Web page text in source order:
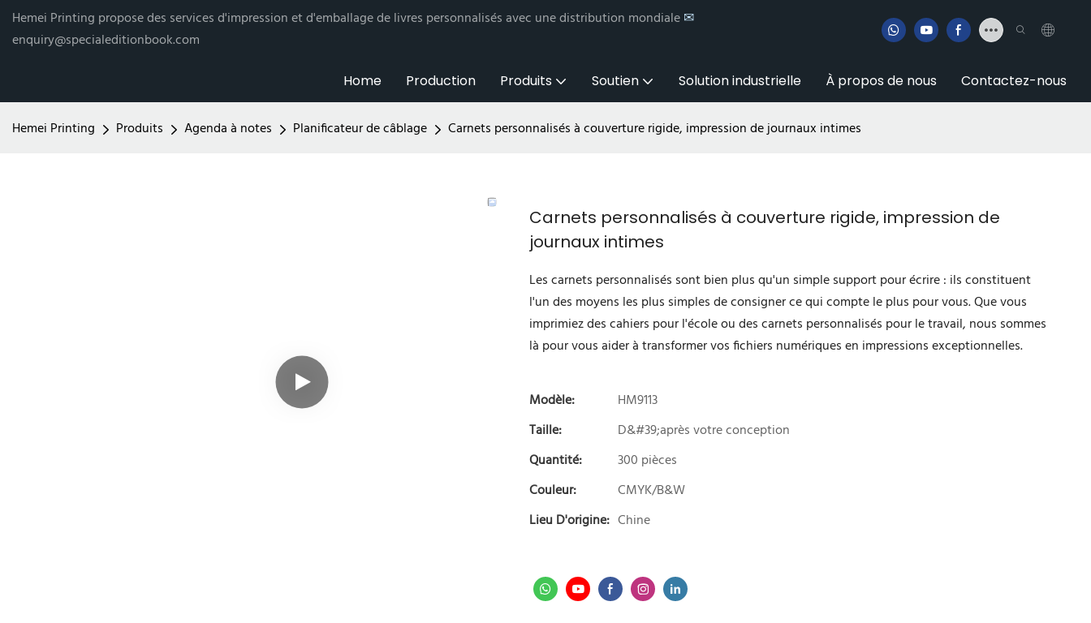
Hemei Printing propose des services d'impression et d'emballage de livres personnalisés avec une distribution mondiale✉
enquiry@specialeditionbook.com
Home Production Produits Soutien Solution industrielle À propos de nous Contactez-nous
Hemei Printing Produits Agenda à notes Planificateur de câblage Carnets personnalisés à couverture rigide, impression de journaux intimes
Carnets personnalisés à couverture rigide, impression de
journaux intimes
Les carnets personnalisés sont bien plus qu'un simple support pour écrire : ils constituent
l'un des moyens les plus simples de consigner ce qui compte le plus pour vous. Que vous
imprimiez des cahiers pour l'école ou des carnets personnalisés pour le travail, nous sommes
là pour vous aider à transformer vos fichiers numériques en impressions exceptionnelles.
Modèle:
HM9113
Taille:
D&#39;après votre conception
Quantité:
300 pièces
Couleur:
CMYK/B&W
Lieu D'origine: Chine